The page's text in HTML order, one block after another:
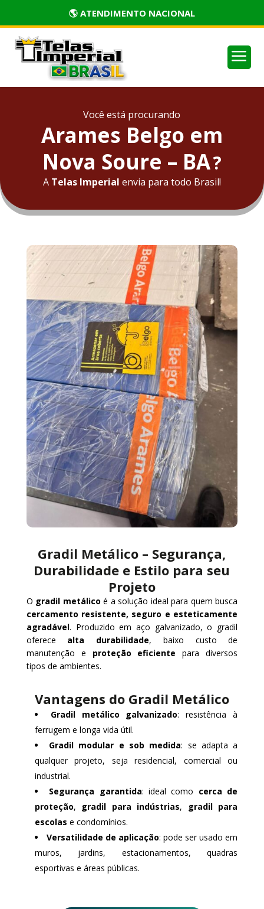
🏅 PRODUTOS CERTIFICADOS
a
Você está procurando
Arames Belgo em
Nova Soure – BA?
A Telas Imperial envia para todo Brasil!
Gradil Metálico – Segurança,
Durabilidade e Estilo para seu
Projeto
O gradil metálico é a solução ideal para quem busca
cercamento resistente, seguro e esteticamente
agradável. Produzido em aço galvanizado, o gradil
oferece alta durabilidade, baixo custo de
manutenção e proteção eficiente para diversos
tipos de ambientes.
Vantagens do Gradil Metálico
Gradil metálico galvanizado: resistência à
ferrugem e longa vida útil.
Gradil modular e sob medida: se adapta a
qualquer projeto, seja residencial, comercial ou
industrial.
Segurança garantida: ideal como cerca de
proteção, gradil para indústrias, gradil para
escolas e condomínios.
Versatilidade de aplicação: pode ser usado em
muros, jardins, estacionamentos, quadras
esportivas e áreas públicas.